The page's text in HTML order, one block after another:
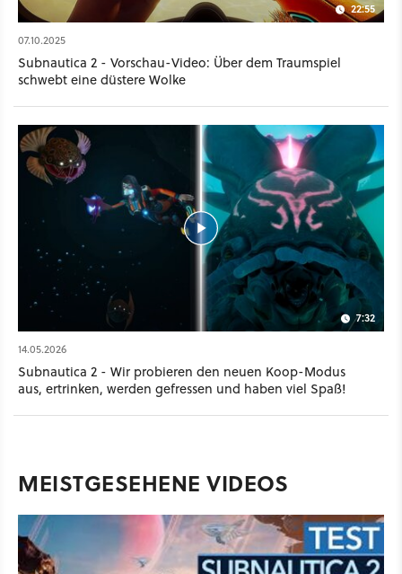
22:55
07.10.2025
Subnautica 2 - Vorschau-Video: Über dem Traumspiel
schwebt eine düstere Wolke
7:32
14.05.2026
Subnautica 2 - Wir probieren den neuen Koop-Modus
aus, ertrinken, werden gefressen und haben viel Spaß!
MEISTGESEHENE VIDEOS